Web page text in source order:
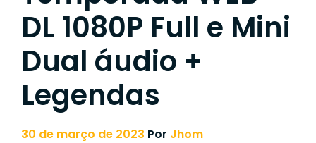
DL 1080P Full e Mini
Dual áudio +
Legendas
30 de março de 2023 Por Jhom